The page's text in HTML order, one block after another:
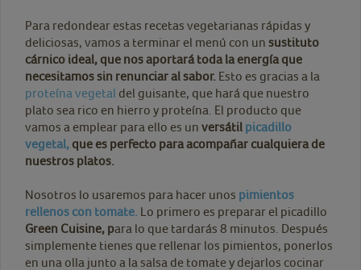
Para redondear estas recetas vegetarianas rápidas y
deliciosas, vamos a terminar el menú con un sustituto
cárnico ideal, que nos aportará toda la energía que
necesitamos sin renunciar al sabor. Esto es gracias a la
proteína vegetal del guisante, que hará que nuestro
plato sea rico en hierro y proteína. El producto que
vamos a emplear para ello es un versátil picadillo
vegetal, que es perfecto para acompañar cualquiera de
nuestros platos.
Nosotros lo usaremos para hacer unos pimientos
rellenos con tomate. Lo primero es preparar el picadillo
Green Cuisine, para lo que tardarás 8 minutos. Después
simplemente tienes que rellenar los pimientos, ponerlos
en una olla junto a la salsa de tomate y dejarlos cocinar